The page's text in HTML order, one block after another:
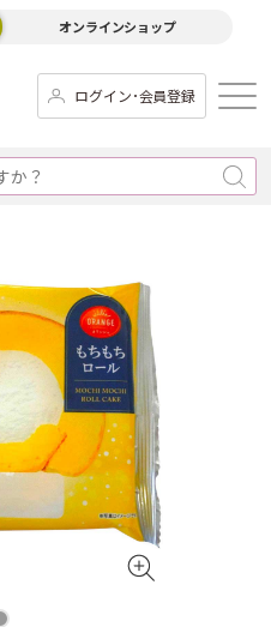
オンラインショップ
ログイン･会員登録